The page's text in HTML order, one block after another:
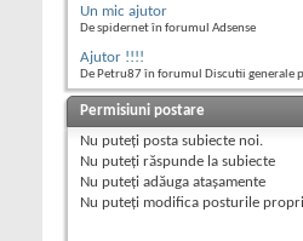
Un mic ajutor
De spidernet în forumul Adsense
Ajutor !!!!
De Petru87 în forumul Discutii generale
Permisiuni postare
Nu puteţi posta subiecte noi.
Nu puteţi răspunde la subiecte
Nu puteţi adăuga ataşamente
Nu puteţi modifica posturile